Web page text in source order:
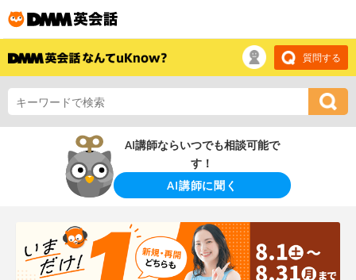
質問する
AI講師ならいつでも相談可能で
す！
AI講師に聞く